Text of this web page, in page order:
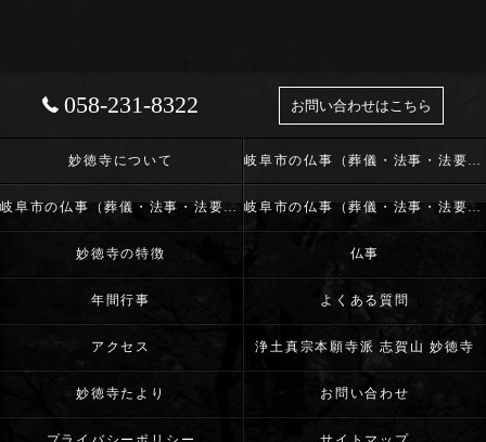
058-231-8322 お問い合わせはこちら
妙徳寺について 岐阜市の仏事（葬儀・法事・法要）･浄土真宗本願寺派 志賀山 妙徳寺の口コミ情報
岐阜市の仏事（葬儀・法事・法要）･浄土真宗本願寺派 志賀山 妙徳寺の評判 岐阜市の仏事（葬儀・法事・法要）･浄土真宗本願寺派 志賀山 妙徳寺のお客様の声
妙徳寺の特徴 仏事
年間行事 よくある質問
アクセス 浄土真宗本願寺派 志賀山 妙徳寺
妙徳寺たより お問い合わせ